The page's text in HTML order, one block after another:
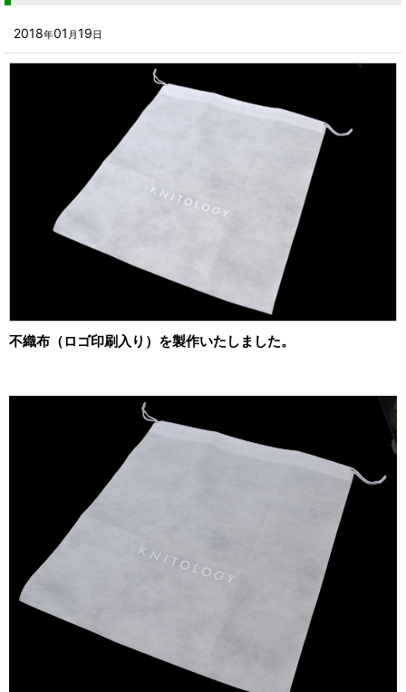
2018年01 月19日
不織布（ロゴ印刷入り）を製作いたしました。
■その他箱・ケース
■袋
■気泡緩衝材・ミラーマット
■その他発泡材・緩衝材
■その他資材
楽器・音響機器用
スポーツ・アウトドア・健康用
靴・衣類・アパレル小物用
記録メディア用（USBほか）
車・モビリティ用
産業・電化製品用
ノベルティ
2023年
2015年
2009年